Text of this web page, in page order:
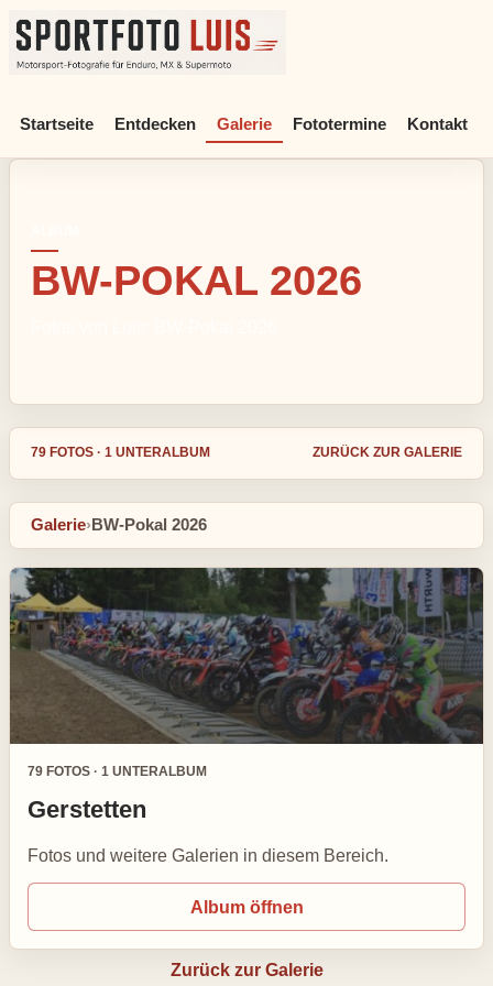
Sportfoto Luis - Motorsport-Fotografie für Enduro, MX &
Startseite Entdecken Galerie Fototermine Kontakt
BW-POKAL 2026
79 FOTOS · 1 UNTERALBUM ZURÜCK ZUR GALERIE
Galerie›BW-Pokal 2026
79 FOTOS · 1 UNTERALBUM
Gerstetten
Fotos und weitere Galerien in diesem Bereich.
Album öffnen
Zurück zur Galerie